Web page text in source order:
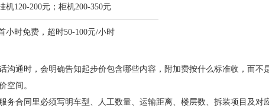
机120-200元；柜机200-350元
小时免费，超时50-100元/小时
沟通时，会明确告知起步价包含哪些内容，附加费按什么标准收，而不
空间。
务合同里必须写明车型、人工数量、运输距离、楼层数、拆装项目及对